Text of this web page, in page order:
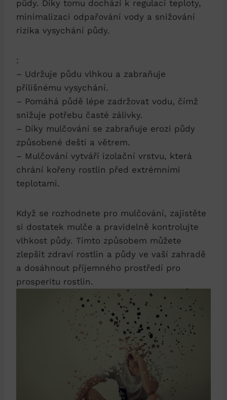
půdy. Díky tomu dochází k regulaci teploty,
minimalizaci odpařování vody a snižování
rizika vysychání půdy.
:
– Udržuje půdu vlhkou a zabraňuje
přílišnému vysychání.
– Pomáhá půdě lépe zadržovat vodu, čímž
snižuje potřebu časté zálivky.
– Díky mulčování se zabraňuje erozi půdy
způsobené dešti a větrem.
– Mulčování vytváří izolační vrstvu, která
chrání kořeny rostlin před extrémními
teplotami.
Když se rozhodnete pro mulčování, zajistěte
si dostatek mulče a pravidelně kontrolujte
vlhkost půdy. Tímto způsobem můžete
zlepšit zdraví rostlin a půdy ve vaší zahradě
a dosáhnout příjemného prostředí pro
prosperitu rostlin.